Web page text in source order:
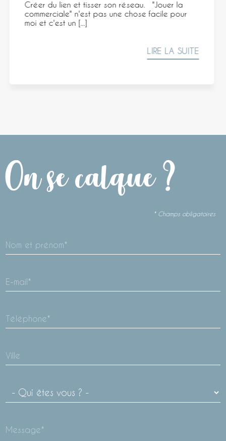
AUTOMNE Dimanche 22 septembre 2024
Changement de saison. Même si j'ai
l'impression d'être en automne depuis 1 an [...]
LIRE LA SUITE
On se calque ?
* Champs obligatoires
Nom et prénom*
E-mail*
Téléphone*
Ville
Message*